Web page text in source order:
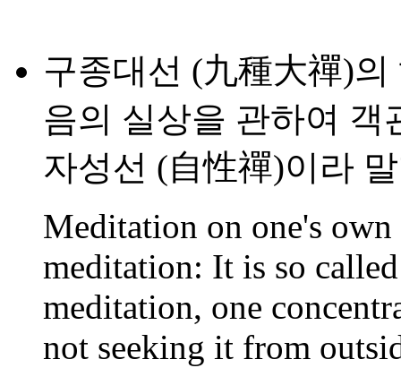
구종대선 (九種大禪)
음의 실상을 관하여
자성선 (自性禪)이라
Meditation on one's
meditation: It is so
meditation, one
not seeking it from